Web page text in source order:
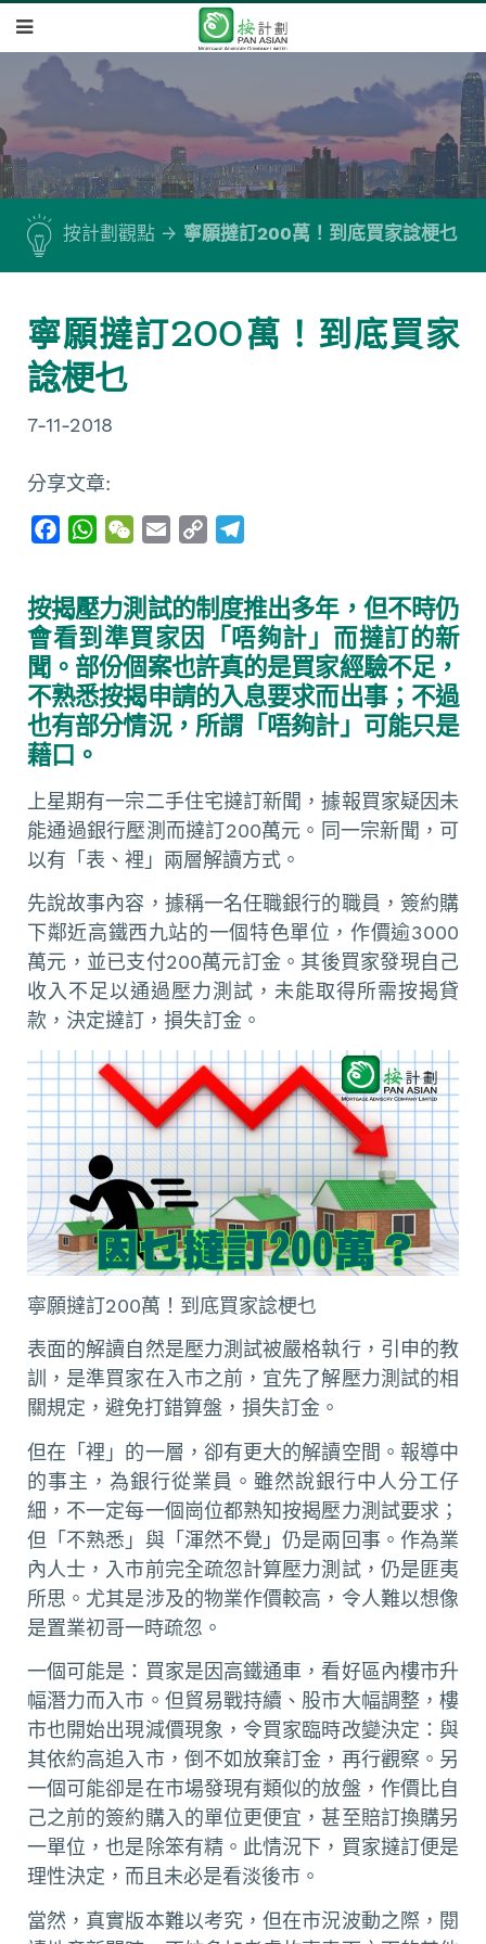
按計劃觀點 寧願撻訂200萬！到底買家諗梗乜
寧願撻訂200萬！到底買家
諗梗乜
7-11-2018
分享文章:
e
b
o
o
k
W
t
s
A
p
p
W
h
a
t
i
l
y
i
n
k
e
g
r
a
m
按揭壓力測試的制度推出多年，但不時仍
會看到準買家因「唔夠計」而撻訂的新
聞。部份個案也許真的是買家經驗不足，
不熟悉按揭申請的入息要求而出事；不過
也有部分情況，所謂「唔夠計」可能只是
藉口。
上星期有一宗二手住宅撻訂新聞，據報買家疑因未
能通過銀行壓測而撻訂200萬元。同一宗新聞，可
以有「表、裡」兩層解讀方式。
先說故事內容，據稱一名任職銀行的職員，簽約購
下鄰近高鐵西九站的一個特色單位，作價逾3000
萬元，並已支付200萬元訂金。其後買家發現自己
收入不足以通過壓力測試，未能取得所需按揭貸
款，決定撻訂，損失訂金。
寧願撻訂200萬！到底買家諗梗乜
表面的解讀自然是壓力測試被嚴格執行，引申的教
訓，是準買家在入市之前，宜先了解壓力測試的相
關規定，避免打錯算盤，損失訂金。
但在「裡」的一層，卻有更大的解讀空間。報導中
的事主，為銀行從業員。雖然說銀行中人分工仔
細，不一定每一個崗位都熟知按揭壓力測試要求；
但「不熟悉」與「渾然不覺」仍是兩回事。作為業
內人士，入市前完全疏忽計算壓力測試，仍是匪夷
所思。尤其是涉及的物業作價較高，令人難以想像
是置業初哥一時疏忽。
一個可能是：買家是因高鐵通車，看好區內樓市升
幅潛力而入市。但貿易戰持續、股市大幅調整，樓
市也開始出現減價現象，令買家臨時改變決定：與
其依約高追入市，倒不如放棄訂金，再行觀察。另
一個可能卻是在市場發現有類似的放盤，作價比自
己之前的簽約購入的單位更便宜，甚至賠訂換購另
一單位，也是除笨有精。此情況下，買家撻訂便是
理性決定，而且未必是看淡後市。
當然，真實版本難以考究，但在市況波動之際，閱